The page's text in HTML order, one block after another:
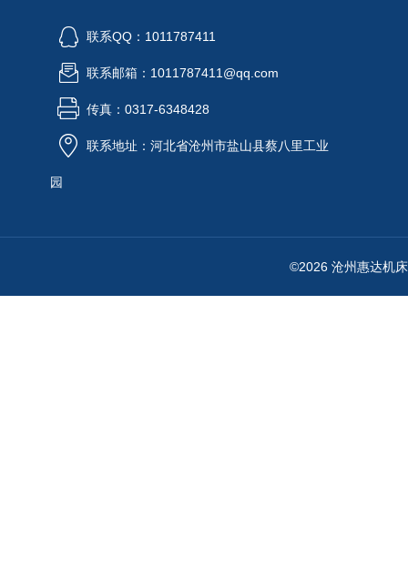
联系QQ：1011787411
联系邮箱：1011787411@qq.com
传真：0317-6348428
联系地址：河北省沧州市盐山县蔡八里工业
园
©2026 沧州惠达机